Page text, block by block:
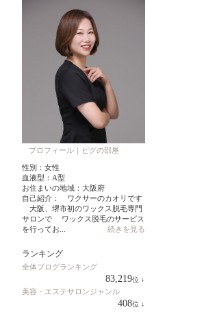
ブラジリアンワックス
プロフィール ピグの部屋
性別： 女性
血液型： A型
お住まいの地域： 大阪府
自己紹介： ワクサーのカオリです
大阪、堺市初のワックス脱毛専門
サロンで ワックス脱毛のサービス
を行ってお...
続きを見る
ランキング
全体ブログランキング
83,219位 ↓
美容・エステサロンジャンル
408位 ↓